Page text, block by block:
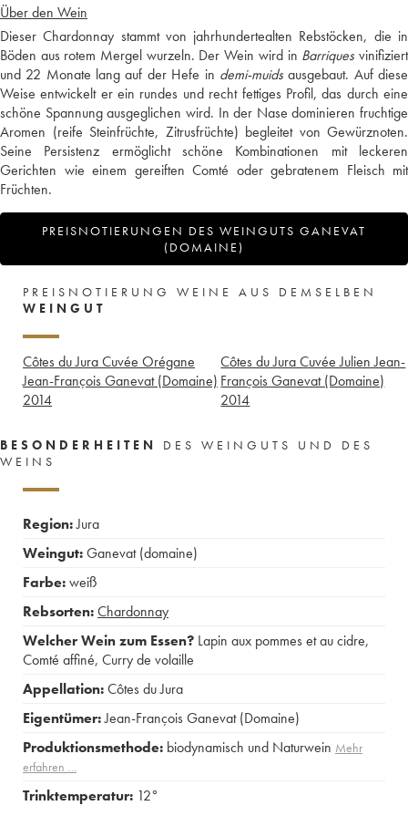
Über den Wein
Dieser Chardonnay stammt von jahrhundertealten Rebstöcken, die in
Böden aus rotem Mergel wurzeln. Der Wein wird in Barriques vinifiziert
und 22 Monate lang auf der Hefe in demi-muidsausgebaut. Auf diese
Weise entwickelt er ein rundes und recht fettiges Profil, das durch eine
schöne Spannung ausgeglichen wird. In der Nase dominieren fruchtige
Aromen (reife Steinfrüchte, Zitrusfrüchte) begleitet von Gewürznoten.
Seine Persistenz ermöglicht schöne Kombinationen mit leckeren
Gerichten wie einem gereiften Comté oder gebratenem Fleisch mit
Früchten.
PREISNOTIERUNGEN DES WEINGUTS GANEVAT
(DOMAINE)
PREISNOTIERUNG WEINE AUS DEMSELBEN
WEINGUT
Côtes du Jura Cuvée Orégane
Jean-François Ganevat (Domaine)
2014
Côtes du Jura Cuvée Julien Jean-
François Ganevat (Domaine)
2014
BESONDERHEITEN
DES WEINGUTS UND DES
WEINS
Region:Jura
Weingut:Ganevat (domaine)
Farbe:weiß
Rebsorten:Chardonnay
Welcher Wein zum Essen? Lapin aux pommes et au cidre,
Comté affiné, Curry de volaille
Appellation:Côtes du Jura
Eigentümer:Jean-François Ganevat (Domaine)
Produktionsmethode: biodynamisch und Naturwein Mehr
erfahren …
Trinktemperatur: 12°